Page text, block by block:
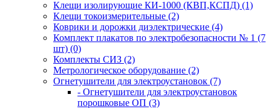
Клещи изолирующие КИ-1000 (КВП,КСПД) (1)
Клещи токоизмерительные (2)
Коврики и дорожки диэлектрические (4)
Комплект плакатов по электробезопасности № 1 (7
шт) (0)
Комплекты СИЗ (2)
Метрологическое оборудование (2)
Огнетушители для электроустановок (7)
- Огнетушители для электроустановок
порошковые ОП (3)